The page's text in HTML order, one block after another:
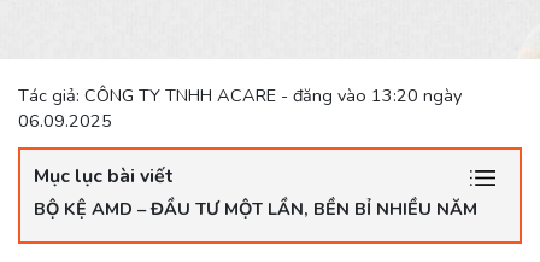
Tác giả: CÔNG TY TNHH ACARE - đăng vào 13:20 ngày
06.09.2025
Mục lục bài viết
BỘ KỆ AMD – ĐẦU TƯ MỘT LẦN, BỀN BỈ NHIỀU NĂM